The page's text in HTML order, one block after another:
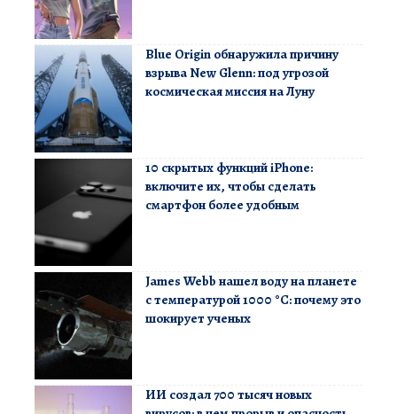
Blue Origin обнаружила причину
взрыва New Glenn: под угрозой
космическая миссия на Луну
10 скрытых функций iPhone:
включите их, чтобы сделать
смартфон более удобным
James Webb нашел воду на планете
с температурой 1000 °C: почему это
шокирует ученых
ИИ создал 700 тысяч новых